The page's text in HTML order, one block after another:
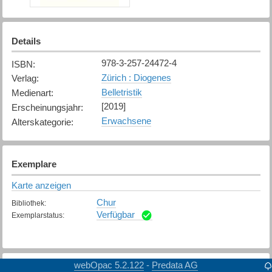
Details
ISBN:
978-3-257-24472-4
Verlag:
Zürich : Diogenes
Medienart:
Belletristik
Erscheinungsjahr:
[2019]
Alterskategorie: Erwachsene
Exemplare
Karte anzeigen
Bibliothek: Chur
Exemplarstatus: Verfügbar
webOpac 5.2.122 - Predata AG